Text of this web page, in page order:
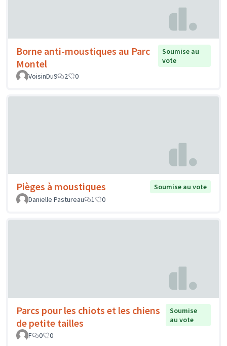
Borne anti-moustiques au Parc
Montel
Soumise au
vote
VoisinDu9
2 0
Pièges à moustiques
Soumise au vote
Danielle Pastureau
1 0
Parcs pour les chiots et les chiens
de petite tailles
Soumise
au vote
F
0 0